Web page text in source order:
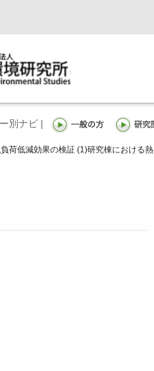
別ナビ |
荷低減効果の検証 (1)研究棟における熱